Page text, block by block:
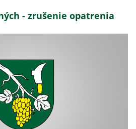
- zrušenie opatrenia